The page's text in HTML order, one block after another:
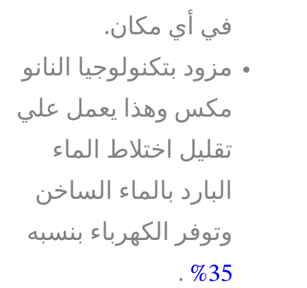
في أي مكان.
مزود بتكنولوجيا النانو
مكس وهذا يعمل علي
تقليل اختلاط الماء
البارد بالماء الساخن
وتوفر الكهرباء بنسبه
35%
.